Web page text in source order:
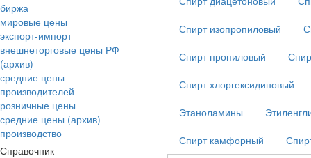
биржа
мировые цены
экспорт-импорт
внешнеторговые цены РФ
(архив)
средние цены
производителей
розничные цены
средние цены (архив)
производство
Справочник
Спирт изопропиловый
Спирт пропиловый
Спирт хлоргексидиновый
Этаноламины
Спирт камфорный